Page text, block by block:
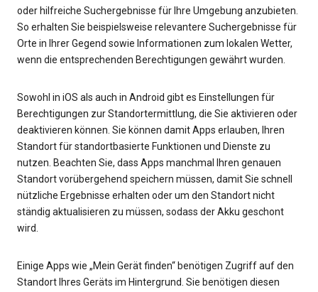
oder hilfreiche Suchergebnisse für Ihre Umgebung anzubieten.
So erhalten Sie beispielsweise relevantere Suchergebnisse für
Orte in Ihrer Gegend sowie Informationen zum lokalen Wetter,
wenn die entsprechenden Berechtigungen gewährt wurden.
Sowohl in iOS als auch in Android gibt es Einstellungen für
Berechtigungen zur Standortermittlung, die Sie aktivieren oder
deaktivieren können. Sie können damit Apps erlauben, Ihren
Standort für standortbasierte Funktionen und Dienste zu
nutzen. Beachten Sie, dass Apps manchmal Ihren genauen
Standort vorübergehend speichern müssen, damit Sie schnell
nützliche Ergebnisse erhalten oder um den Standort nicht
ständig aktualisieren zu müssen, sodass der Akku geschont
wird.
Einige Apps wie „Mein Gerät finden“ benötigen Zugriff auf den
Standort Ihres Geräts im Hintergrund. Sie benötigen diesen